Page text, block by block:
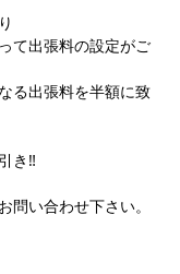
て出張料の設定がご
る出張料を半額に致
き‼︎
い合わせ下さい。